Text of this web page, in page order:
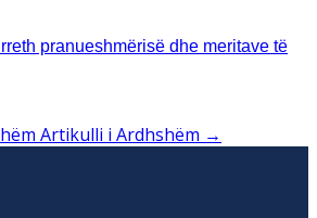
pranueshmërisë dhe meritave të
Artikulli i Ardhshëm →